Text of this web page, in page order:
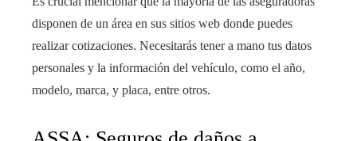
disponen de un área en sus sitios web donde puedes
realizar cotizaciones. Necesitarás tener a mano tus datos
personales y la información del vehículo, como el año,
modelo, marca, y placa, entre otros.